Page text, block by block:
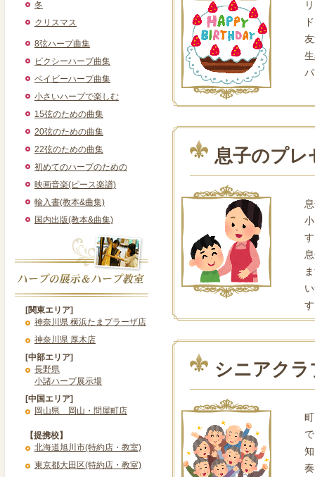
冬
クリスマス
8弦ハープ曲集
ピクシーハープ曲集
ベイビーハープ曲集
小さいハープで楽しむ
15弦のための曲集
20弦のための曲集
22弦のための曲集
初めてのハープのための
映画音楽(ピース楽譜)
輸入書(教本&曲集)
国内出版(教本&曲集)
[関東エリア]
神奈川県 横浜たまプラーザ店
神奈川県 厚木店
[中部エリア]
長野県
小諸ハープ展示場
[中国エリア]
岡山県 岡山・問屋町店
【提携校】
北海道旭川市(特約店・教室)
東京都大田区(特約店・教室)
息子のプレ
シニアクラ